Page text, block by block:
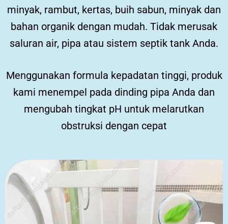
minyak, rambut, kertas, buih sabun, minyak dan
bahan organik dengan mudah. Tidak merusak
saluran air, pipa atau sistem septik tank Anda.
Menggunakan formula kepadatan tinggi, produk
kami menempel pada dinding pipa Anda dan
mengubah tingkat pH untuk melarutkan
obstruksi dengan cepat